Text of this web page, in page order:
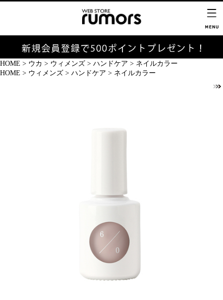
HOME > ウカ > ウィメンズ > ハンドケア > ネイルカラー
HOME > ウィメンズ > ハンドケア > ネイルカラー